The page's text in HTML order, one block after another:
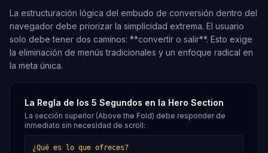
La estructuración lógica del embudo de conversión dentro del
navegador debe priorizar la simplicidad extrema. El usuario
solo debe tener dos caminos: **convertir o salir**. Esto exige
la eliminación de menús tradicionales y un enfoque radical en
la meta única.
La Regla de los 5 Segundos en la Hero Section
La sección superior (Above the Fold) debe responder de
inmediato sin necesidad de scroll:
¿Qué es lo que ofreces?